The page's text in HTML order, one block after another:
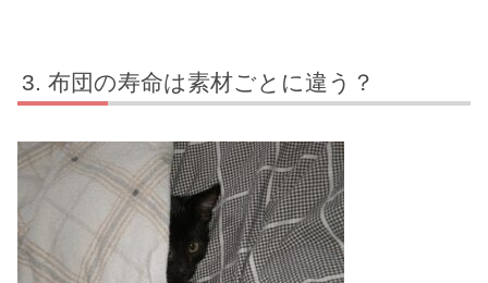
布団の寿命は素材ごとに違う？